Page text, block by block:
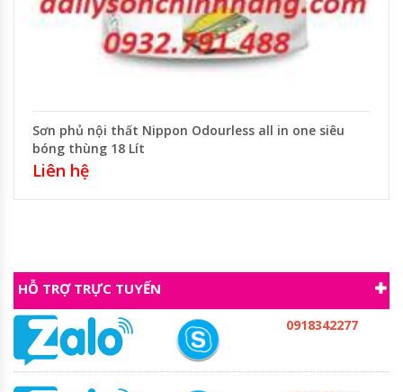
Sơn phủ nội thất Nippon Odourless all in one siêu
bóng thùng 18 Lít
Liên hệ
HỖ TRỢ TRỰC TUYẾN
0918342277